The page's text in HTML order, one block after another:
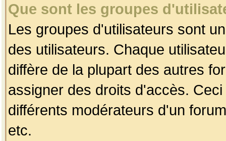
Que sont les groupes
Les groupes d'utilisateurs sont
des utilisateurs. Chaque
diffère de la plupart des autres
assigner des droits d'accès.
différents modérateurs d'un
etc.